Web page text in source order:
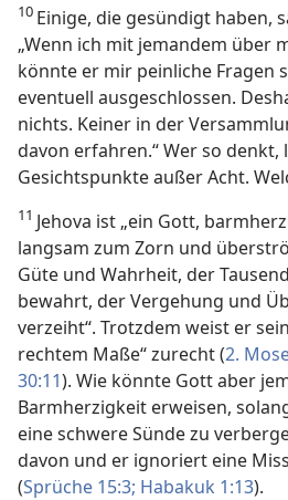
10 Einige, die gesündigt haben,
„Wenn ich mit jemandem über
könnte er mir peinliche Fragen
eventuell ausgeschlossen.
nichts. Keiner in der
davon erfahren.“ Wer so denkt,
Gesichtspunkte außer Acht.
11 Jehova ist „ein Gott,
langsam zum Zorn und
Güte und Wahrheit, der
bewahrt, der Vergehung und
verzeiht“. Trotzdem weist er
rechtem Maße“ zurecht (2.
30:11). Wie könnte Gott aber
Barmherzigkeit erweisen,
eine schwere Sünde zu
davon und er ignoriert eine
(Sprüche 15:3; Habakuk 1:13).